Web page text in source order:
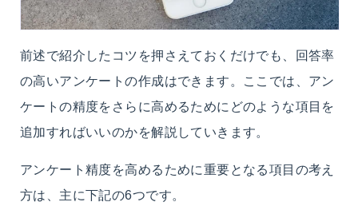
前述で紹介したコツを押さえておくだけでも、回答率
の高いアンケートの作成はできます。ここでは、アン
ケートの精度をさらに高めるためにどのような項目を
追加すればいいのかを解説していきます。
アンケート精度を高めるために重要となる項目の考え
方は、主に下記の6つです。